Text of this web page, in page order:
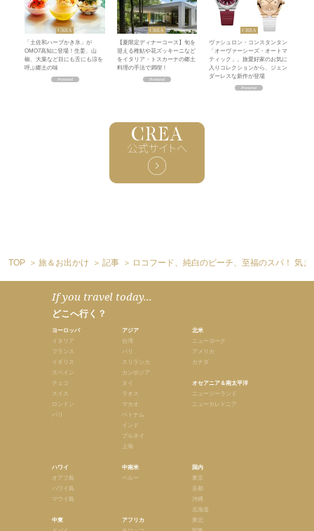
「土佐和ハーブかき氷」が
OMO7高知に登場！生姜、山
椒、大葉など目にも舌にも涼を
呼ぶ郷土の味
【夏限定ディナーコース】旬を
迎える稚鮎や花ズッキーニなど
をイタリア・トスカーナの郷土
料理の手法で満喫！
ヴァシュロン・コンスタンタン
「オーヴァーシーズ・オートマ
ティック」。旅愛好家のお気に
入りコレクションから、ジェン
ダーレスな新作が登場
TOP 旅＆お出かけ 記事 ロコフード、純白のビーチ、至福のスパ！ 気
If you travel today...
どこへ行く？
ヨーロッパ
イタリア
フランス
イギリス
スペイン
チェコ
スイス
ロンドン
パリ
ハワイ
オアフ島
ハワイ島
マウイ島
中東
アジア
台湾
バリ
スリランカ
カンボジア
タイ
ラオス
マカオ
ベトナム
インド
ブルネイ
上海
中南米
ペルー
アフリカ
北米
ニューヨーク
アメリカ
カナダ
オセアニア＆南太平洋
ニュージーランド
ニューカレドニア
国内
東京
京都
沖縄
北海道
東北